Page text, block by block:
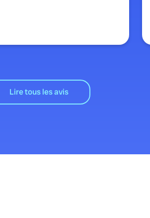
Lire tous les avis